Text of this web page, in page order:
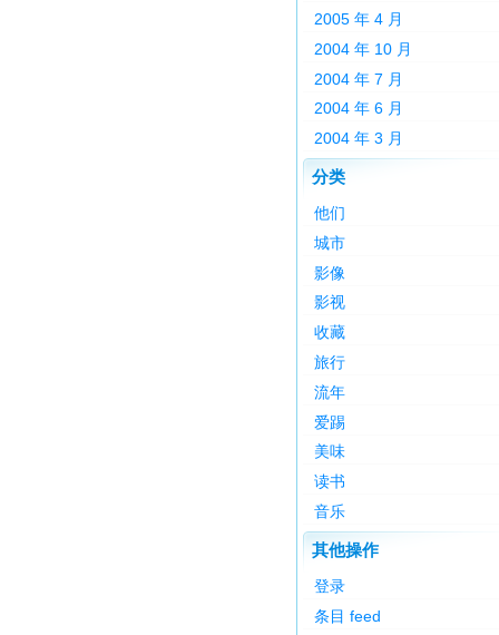
2005 年 4 月
2004 年 10 月
2004 年 7 月
2004 年 6 月
2004 年 3 月
分类
他们
城市
影像
影视
收藏
旅行
流年
爱踢
美味
读书
音乐
其他操作
登录
条目 feed